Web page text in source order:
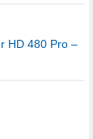
HD 480 Pro –